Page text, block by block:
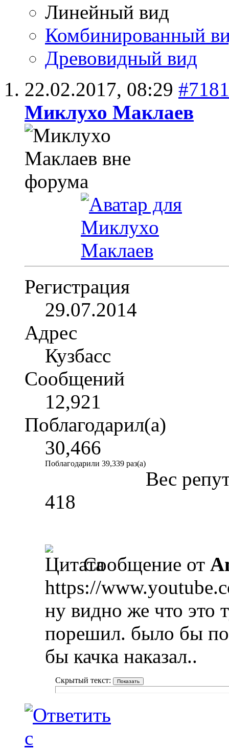
Линейный вид
Комбинированный
Древовидный вид
22.02.2017, 08:29 #7181
Миклухо Маклаев
Регистрация
29.07.2014
Адрес
Кузбасс
Сообщений
12,921
Поблагодарил(а)
30,466
Поблагодарили 39,339 раз(а)
Вес
418
Сообщение от
https://
ну видно же что это
порешил. было бы
бы качка наказал..
Скрытый текст: